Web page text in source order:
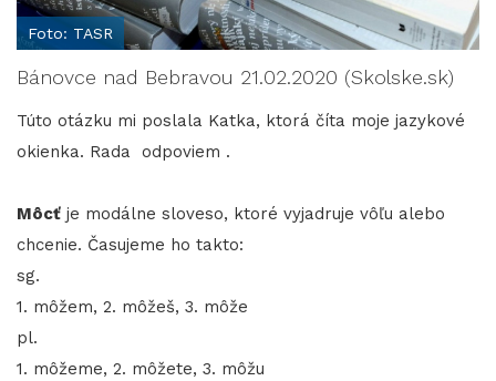
Foto: TASR
Bánovce nad Bebravou 21.02.2020 (Skolske.sk)
Túto otázku mi poslala Katka, ktorá číta moje jazykové
okienka. Rada odpoviem .
Môcť je modálne sloveso, ktoré vyjadruje vôľu alebo
chcenie. Časujeme ho takto:
sg.
1. môžem, 2. môžeš, 3. môže
pl.
1. môžeme, 2. môžete, 3. môžu